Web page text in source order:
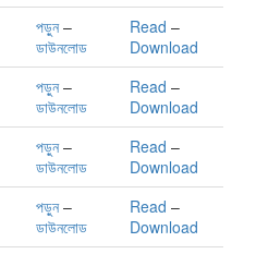
পড়ুন–
ডাউনলোড
Read –
Download
পড়ুন–
ডাউনলোড
Read –
Download
পড়ুন–
ডাউনলোড
Read –
Download
পড়ুন–
ডাউনলোড
Read –
Download